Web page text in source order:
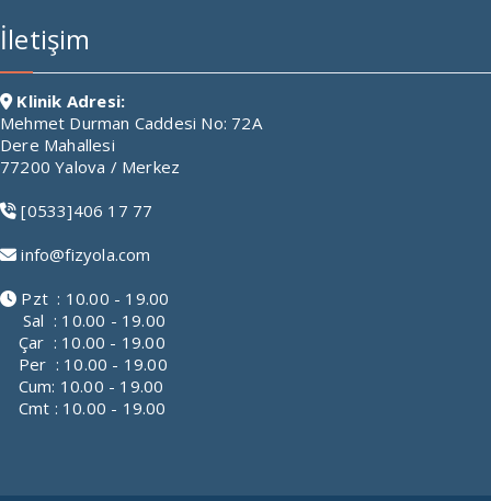
İletişim
Klinik Adresi:
Mehmet Durman Caddesi No: 72A
Dere Mahallesi
77200 Yalova / Merkez
[0533]406 17 77
info@fizyola.com
Pzt : 10.00 - 19.00
Sal : 10.00 - 19.00
Çar : 10.00 - 19.00
Per : 10.00 - 19.00
Cum: 10.00 - 19.00
Cmt : 10.00 - 19.00